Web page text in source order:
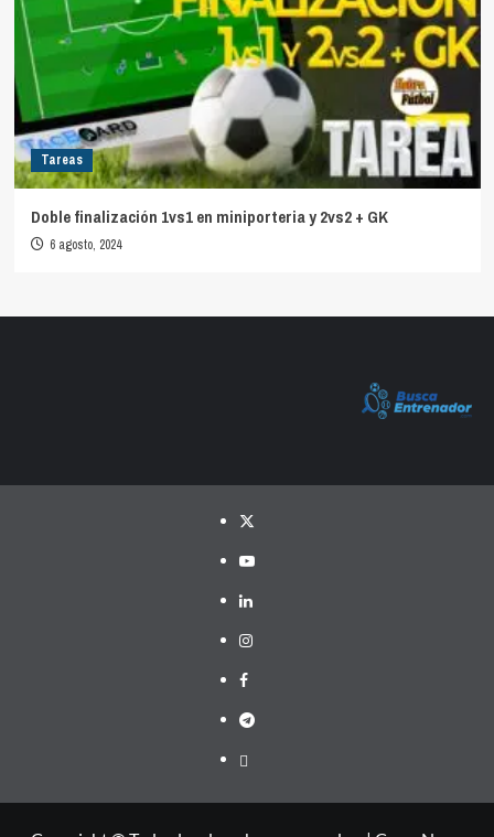
Tareas
Doble finalización 1vs1 en miniporteria y 2vs2 + GK
6 agosto, 2024
Twitter
YouTube
LinkedIn
Instagram
Facebook
Telegram
PayPal